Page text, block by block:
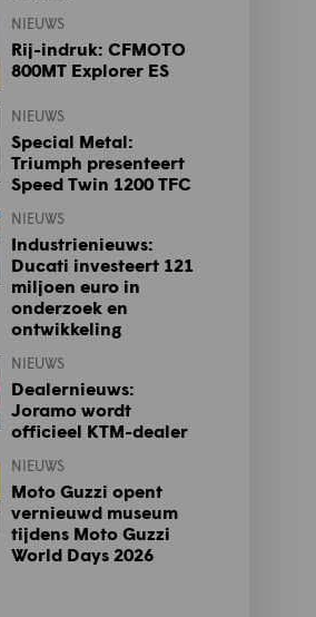
NIEUWS
Rij-indruk: CFMOTO
800MT Explorer ES
NIEUWS
Special Metal:
Triumph presenteert
Speed Twin 1200 TFC
NIEUWS
Industrienieuws:
Ducati investeert 121
miljoen euro in
onderzoek en
ontwikkeling
NIEUWS
Dealernieuws:
Joramo wordt
officieel KTM-dealer
NIEUWS
Moto Guzzi opent
vernieuwd museum
tijdens Moto Guzzi
World Days 2026